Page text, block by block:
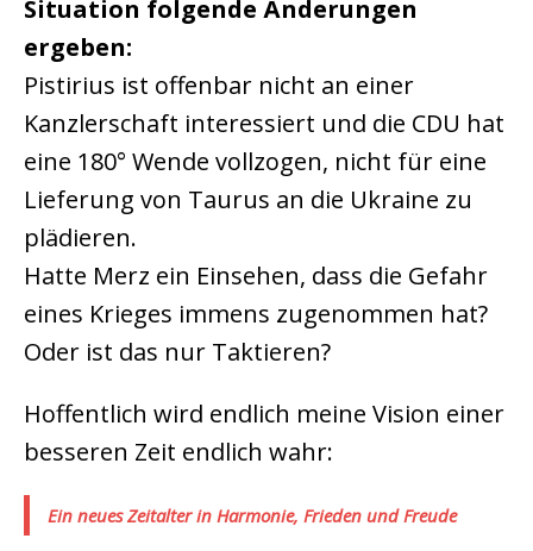
Situation folgende Änderungen
ergeben:
Pistirius ist offenbar nicht an einer
Kanzlerschaft interessiert und die CDU hat
eine 180° Wende vollzogen, nicht für eine
Lieferung von Taurus an die Ukraine zu
plädieren.
Hatte Merz ein Einsehen, dass die Gefahr
eines Krieges immens zugenommen hat?
Oder ist das nur Taktieren?
Hoffentlich wird endlich meine Vision einer
besseren Zeit endlich wahr:
Ein neues Zeitalter in Harmonie, Frieden und Freude